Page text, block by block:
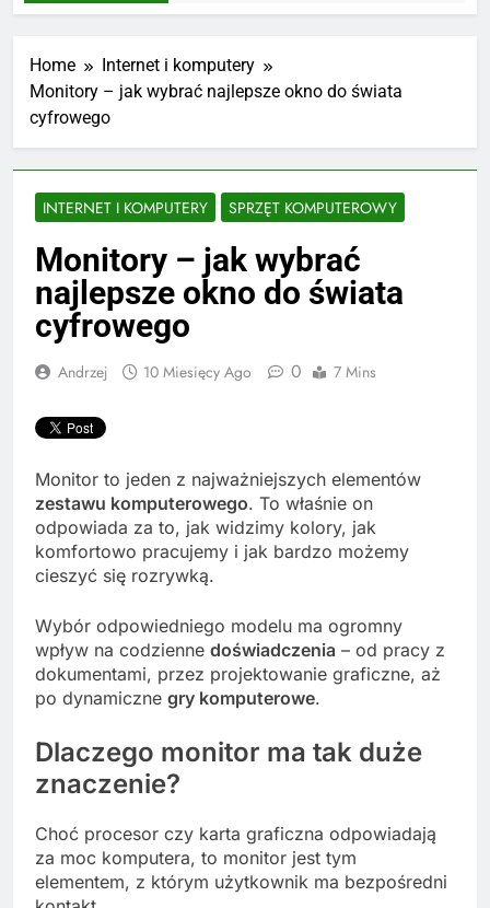
Home
Internet i komputery
Monitory – jak wybrać najlepsze okno do świata
cyfrowego
INTERNET I KOMPUTERY SPRZĘT KOMPUTEROWY
Monitory – jak wybrać
najlepsze okno do świata
cyfrowego
Andrzej 10 Miesięcy Ago 0 7 Mins
Monitor to jeden z najważniejszych elementów
zestawu komputerowego. To właśnie on
odpowiada za to, jak widzimy kolory, jak
komfortowo pracujemy i jak bardzo możemy
cieszyć się rozrywką.
Wybór odpowiedniego modelu ma ogromny
wpływ na codzienne doświadczenia – od pracy z
dokumentami, przez projektowanie graficzne, aż
po dynamiczne gry komputerowe.
Dlaczego monitor ma tak duże
znaczenie?
Choć procesor czy karta graficzna odpowiadają
za moc komputera, to monitor jest tym
elementem, z którym użytkownik ma bezpośredni